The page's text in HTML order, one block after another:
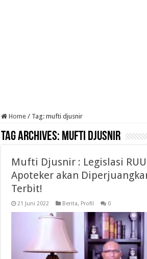
Home / Tag:mufti djusnir
Tag Archives: mufti djusnir
Mufti Djusnir : Legislasi
Apoteker akan
Terbit!
21 Juni 2022 Berita, Profil 0